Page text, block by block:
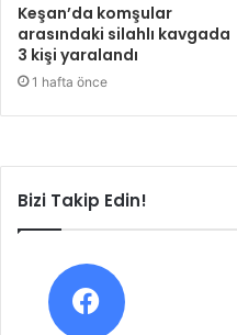
Keşan’da komşular
arasındaki silahlı kavgada
3 kişi yaralandı
1 hafta önce
Bizi Takip Edin!